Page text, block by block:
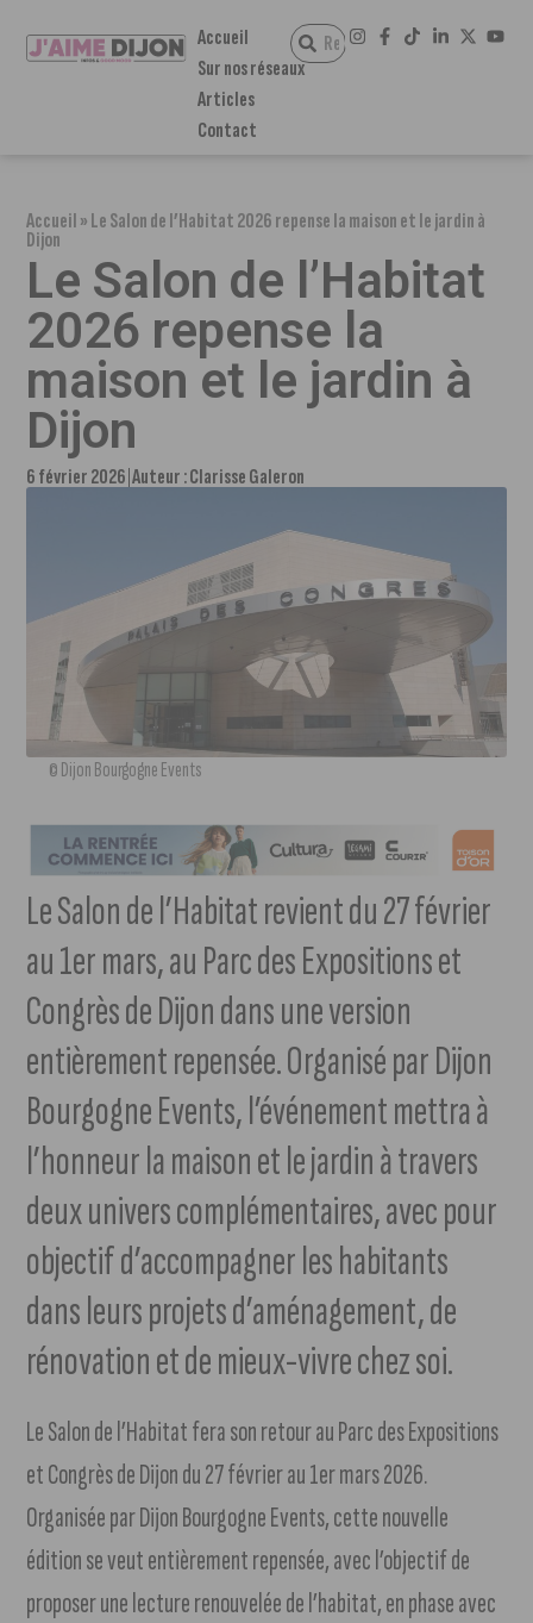
Accueil
Sur nos réseaux
Articles
Contact
Accueil»Le Salon de l’Habitat 2026 repense la maison et le jardin à
Dijon
Le Salon de l’Habitat
2026 repense la
maison et le jardin à
Dijon
6 février 2026 Auteur :Clarisse Galeron
© Dijon Bourgogne Events
Le Salon de l’Habitat revient du 27 février
au 1er mars, au Parc des Expositions et
Congrès de Dijon dans une version
entièrement repensée. Organisé par Dijon
Bourgogne Events, l’événement mettra à
l’honneur la maison et le jardin à travers
deux univers complémentaires, avec pour
objectif d’accompagner les habitants
dans leurs projets d’aménagement, de
rénovation et de mieux-vivre chez soi.
Le Salon de l’Habitat fera son retour au Parc des Expositions
et Congrès de Dijon du 27 février au 1er mars 2026.
Organisée par Dijon Bourgogne Events, cette nouvelle
édition se veut entièrement repensée, avec l’objectif de
proposer une lecture renouvelée de l’habitat, en phase avec